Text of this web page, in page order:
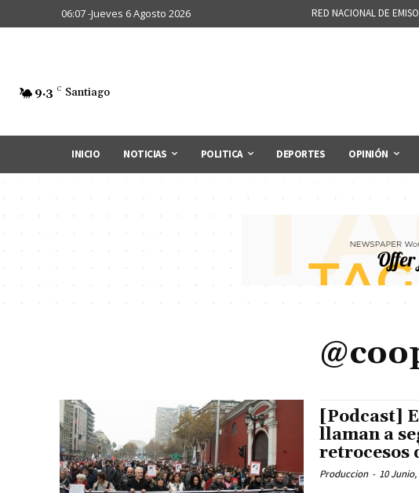
06:07 -Jueves 6 Agosto 2026 RED NACIONAL DE
9.3 C Santiago
INICIO NOTICIAS POLITICA DEPORTES OPINIÓN
[Podcast]
llaman a
retrocesos
Produccion - 10 Junio,